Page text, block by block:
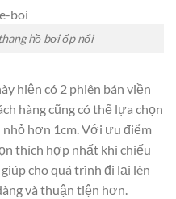
hồ bơi ốp nổi
hiện có 2 phiên bán viền
hàng cũng có thể lựa chọn
hơn 1cm. Với ưu điểm
thích hợp nhất khi chiếu
cho quá trình đi lại lên
và thuận tiện hơn.